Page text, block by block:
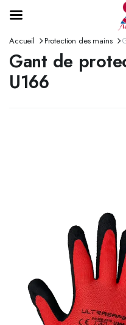
Accueil Protection des mains
Gant de
U166